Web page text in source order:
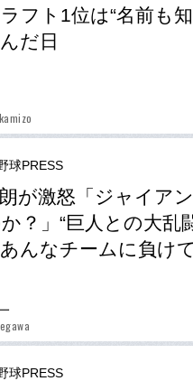
フト1位は“名前も
だ日
球PRESS
が激怒「ジャイア
？」“巨人との大乱
んなチームに負け
球PRESS